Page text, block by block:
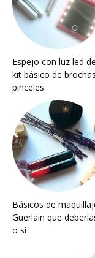
Espejo con luz led
kit básico de
pinceles
Básicos de
Guerlain que
o sí